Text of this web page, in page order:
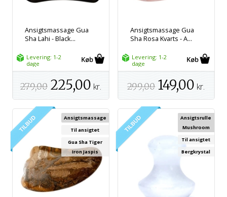
Ansigtsmassage Gua
Sha Lahi - Black...
Levering: 1-2
dage
279,00 225,00 kr.
Ansigtsmassage Gua
Sha Rosa Kvarts - A...
Levering: 1-2
dage
299,00 149,00 kr.
Ansigtsmassage
Til ansigtet
Gua Sha Tiger
Iron Jaspis
Ansigtsrulle
Mushroom
Til ansigtet
Bergkrystal